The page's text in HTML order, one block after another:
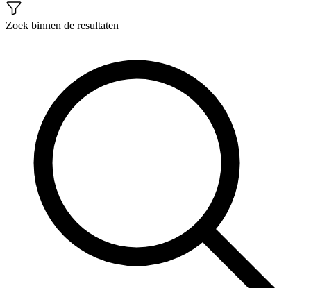
Zoek binnen de resultaten